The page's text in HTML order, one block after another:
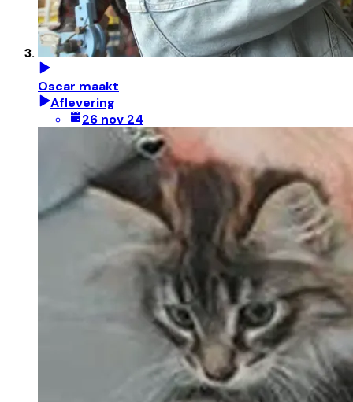
Oscar maakt
Aflevering
26 nov 24